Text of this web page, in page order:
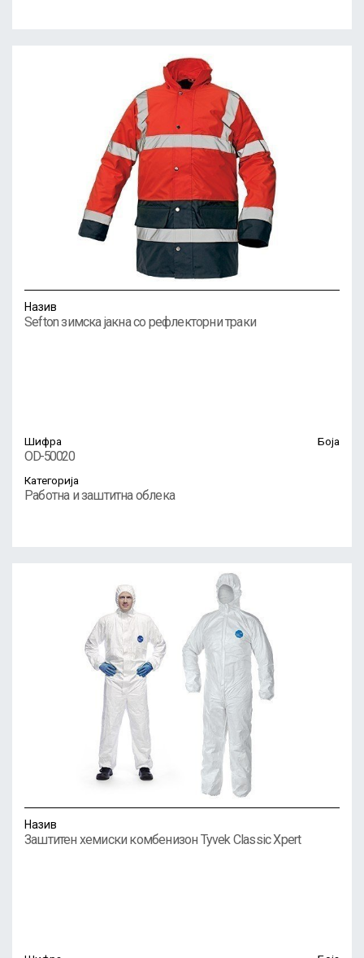
Назив
Sefton зимска јакна со рефлекторни траки
Шифра
OD-50020
Боја
Категорија
Работна и заштитна облека
Назив
Заштитен хемиски комбенизон Tyvek Classic Xpert